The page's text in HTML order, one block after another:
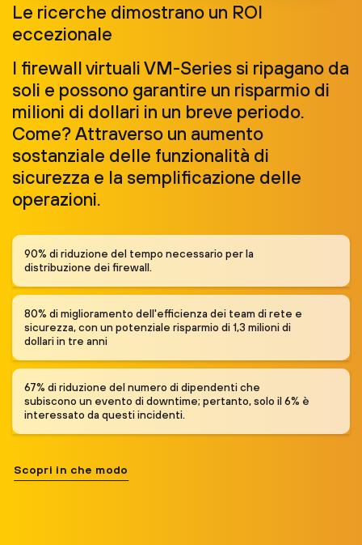
Le ricerche dimostrano un ROI
eccezionale
I firewall virtuali VM-Series si ripagano da
soli e possono garantire un risparmio di
milioni di dollari in un breve periodo.
Come? Attraverso un aumento
sostanziale delle funzionalità di
sicurezza e la semplificazione delle
operazioni.
90% di riduzione del tempo necessario per la
distribuzione dei firewall.
80% di miglioramento dell'efficienza dei team di rete e
sicurezza, con un potenziale risparmio di 1,3 milioni di
dollari in tre anni
67% di riduzione del numero di dipendenti che
subiscono un evento di downtime; pertanto, solo il 6% è
interessato da questi incidenti.
Scopri in che modo